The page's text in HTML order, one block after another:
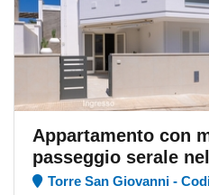
Appartamento con
passeggio serale
Torre San Giovanni -